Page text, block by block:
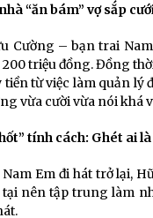
“ăn bám” vợ sắp
Cường – bạn trai
triệu đồng. Đồng
từ việc làm quản lý
vừa cười vừa nói khá
tính cách: Ghét ai
Em đi hát trở lại,
tại nên tập trung làm